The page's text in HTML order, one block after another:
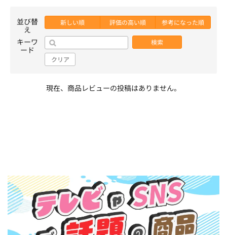
並び替
え
新しい順 評価の高い順 参考になった順
キーワ
ード
検索
クリア
現在、商品レビューの投稿はありません。